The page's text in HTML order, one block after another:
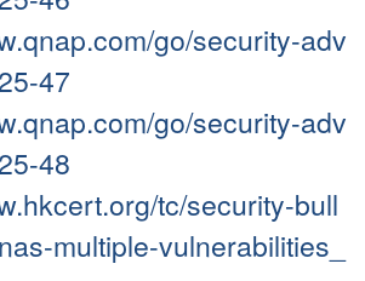
go/security-adv
47
go/security-adv
48
tc/security-bull
multiple-vulnerabilities_